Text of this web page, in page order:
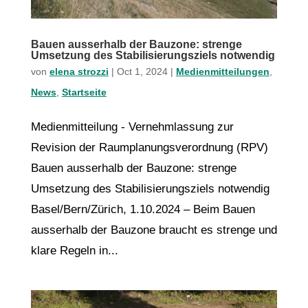
Bauen ausserhalb der Bauzone: strenge
Umsetzung des Stabilisierungsziels notwendig
von elena strozzi | Oct 1, 2024| Medienmitteilungen
News, Startseite
Medienmitteilung - Vernehmlassung zur
Revision der Raumplanungsverordnung (RPV)
Bauen ausserhalb der Bauzone: strenge
Umsetzung des Stabilisierungsziels notwendig
Basel/Bern/Zürich, 1.10.2024 – Beim Bauen
ausserhalb der Bauzone braucht es strenge und
klare Regeln in...